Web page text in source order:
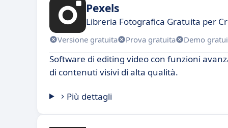
Pexels
Libreria Fotografica Gratuita per
Versione gratuita Prova gratuita Demo
Software di editing video con funzioni
di contenuti visivi di alta qualità.
Più dettagli